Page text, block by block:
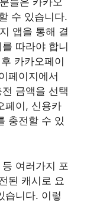
수 있습니다.
앱을 통해 결
따라야 합니
카카오페이
페이지에서
금액을 선택
페이, 신용카
충전할 수 있
여러가지 포
된 캐시로 요
습니다. 이렇